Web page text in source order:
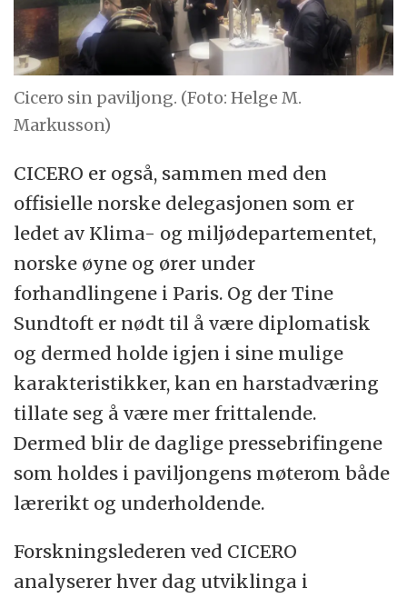
Cicero sin paviljong. (Foto: Helge M.
Markusson)
CICERO er også, sammen med den
offisielle norske delegasjonen som er
ledet av Klima- og miljødepartementet,
norske øyne og ører under
forhandlingene i Paris. Og der Tine
Sundtoft er nødt til å være diplomatisk
og dermed holde igjen i sine mulige
karakteristikker, kan en harstadværing
tillate seg å være mer frittalende.
Dermed blir de daglige pressebrifingene
som holdes i paviljongens møterom både
lærerikt og underholdende.
Forskningslederen ved CICERO
analyserer hver dag utviklinga i